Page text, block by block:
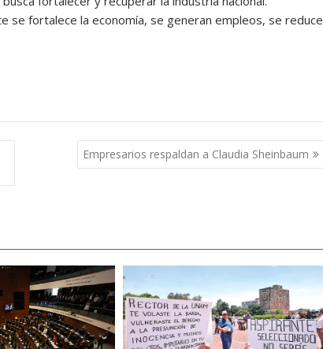
se fortalece la economía, se generan empleos, se reduce
Empresarios respaldan a Claudia Sheinbaum